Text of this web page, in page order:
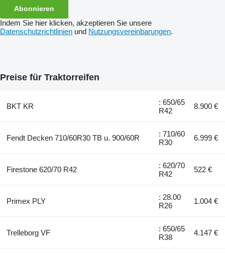
Abonnieren
Indem Sie hier klicken, akzeptieren Sie unsere
Datenschutzrichtlinien und Nutzungsvereinbarungen.
Preise für Traktorreifen
BKT KR
: 650/65
R42
8.900 €
Fendt Decken 710/60R30 TB u. 900/60R
: 710/60
R30
6.999 €
Firestone 620/70 R42
: 620/70
R42
522 €
Primex PLY
: 28.00
R26
1.004 €
Trelleborg VF
: 650/65
R38
4.147 €